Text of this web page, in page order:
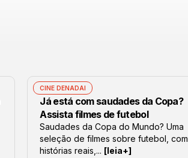
CINE DENADAI
Já está com saudades da Copa?
Assista filmes de futebol
Saudades da Copa do Mundo? Uma
seleção de filmes sobre futebol, com
histórias reais,... [leia+]